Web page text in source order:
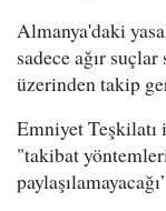
Almanya'daki
sadece ağır
üzerinden takip
Emniyet
"takibat